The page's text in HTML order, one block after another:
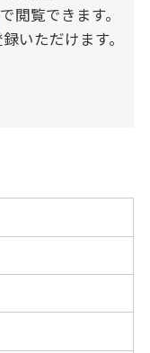
で閲覧できます。
いただけます。